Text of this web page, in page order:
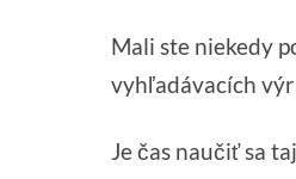
Mali ste niekedy
vyhľadávacích
Je čas naučiť sa